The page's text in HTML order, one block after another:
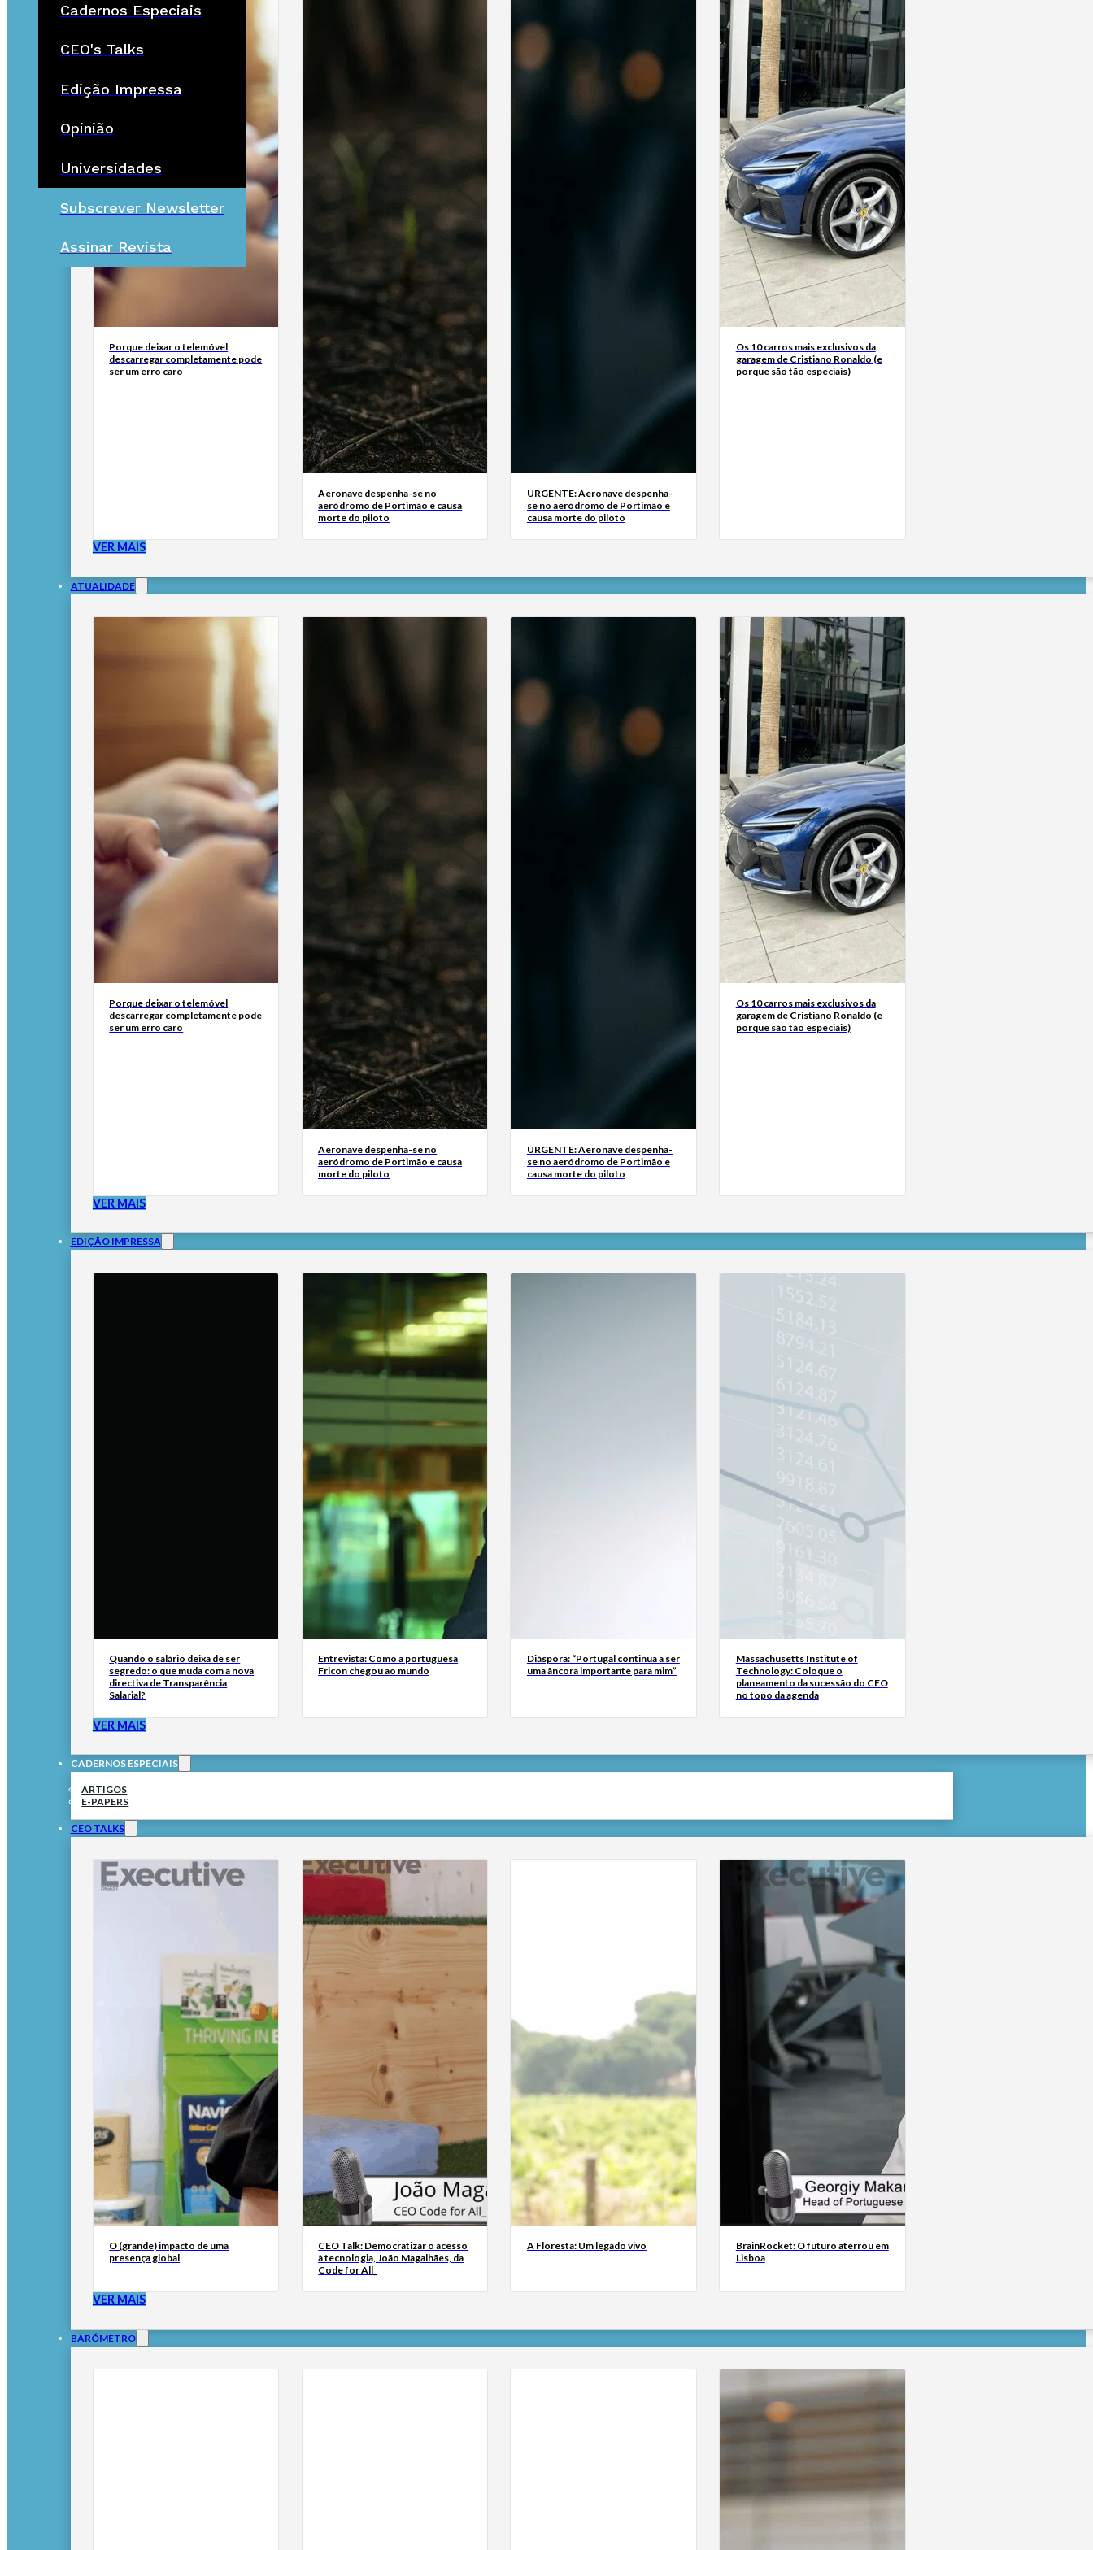
Cadernos Especiais
CEO's Talks
Edição Impressa
Opinião
Universidades
Subscrever Newsletter
Assinar Revista
Porque deixar o telemóvel
descarregar completamente pode
ser um erro caro
Aeronave despenha-se no
aeródromo de Portimão e causa
morte do piloto
URGENTE: Aeronave despenha-
se no aeródromo de Portimão e
causa morte do piloto
Os 10 carros mais exclusivos da
garagem de Cristiano Ronaldo (e
porque são tão especiais)
VER MAIS
ATUALIDADE
Porque deixar o telemóvel
descarregar completamente pode
ser um erro caro
Aeronave despenha-se no
aeródromo de Portimão e causa
morte do piloto
URGENTE: Aeronave despenha-
se no aeródromo de Portimão e
causa morte do piloto
Os 10 carros mais exclusivos da
garagem de Cristiano Ronaldo (e
porque são tão especiais)
VER MAIS
EDIÇÃO IMPRESSA
Quando o salário deixa de ser
segredo: o que muda com a nova
directiva de Transparência
Salarial?
Entrevista: Como a portuguesa
Fricon chegou ao mundo
Diáspora: “Portugal continua a ser
uma âncora importante para mim”
Massachusetts Institute of
Technology: Coloque o
planeamento da sucessão do CEO
no topo da agenda
VER MAIS
CADERNOS ESPECIAIS
ARTIGOS
E-PAPERS
CEO TALKS
O (grande) impacto de uma
presença global
CEO Talk: Democratizar o acesso
à tecnologia, João Magalhães, da
Code for All_
A Floresta: Um legado vivo
BrainRocket: O futuro aterrou em
Lisboa
VER MAIS
BARÓMETRO